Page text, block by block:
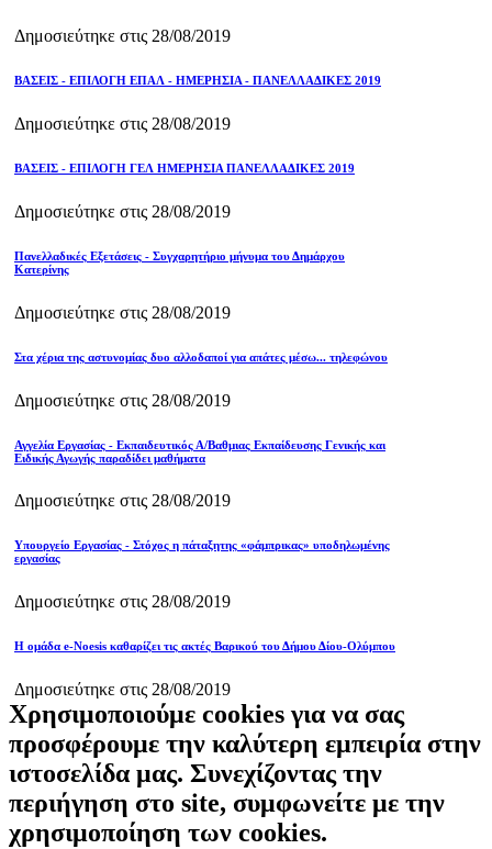
Δημοσιεύτηκε στις 28/08/2019
ΒΑΣΕΙΣ - ΕΠΙΛΟΓΗ ΕΠΑΛ - ΗΜΕΡΗΣΙΑ - ΠΑΝΕΛΛΑΔΙΚΕΣ 2019
Δημοσιεύτηκε στις 28/08/2019
ΒΑΣΕΙΣ - ΕΠΙΛΟΓΗ ΓΕΛ ΗΜΕΡΗΣΙΑ ΠΑΝΕΛΛΑΔΙΚΕΣ 2019
Δημοσιεύτηκε στις 28/08/2019
Πανελλαδικές Εξετάσεις - Συγχαρητήριο μήνυμα του Δημάρχου
Κατερίνης
Δημοσιεύτηκε στις 28/08/2019
Στα χέρια της αστυνομίας δυο αλλοδαποί για απάτες μέσω... τηλεφώνου
Δημοσιεύτηκε στις 28/08/2019
Αγγελία Εργασίας - Εκπαιδευτικός Α/Βαθμιας Εκπαίδευσης Γενικής και
Ειδικής Αγωγής παραδίδει μαθήματα
Δημοσιεύτηκε στις 28/08/2019
Υπουργείο Εργασίας - Στόχος η πάταξητης «φάμπρικας» υποδηλωμένης
εργασίας
Δημοσιεύτηκε στις 28/08/2019
Η ομάδα e-Noesis καθαρίζει τις ακτές Βαρικού του Δήμου Δίου-Ολύμπου
Δημοσιεύτηκε στις 28/08/2019
Χρησιμοποιούμε cookies για να σας
προσφέρουμε την καλύτερη εμπειρία στην
ιστοσελίδα μας. Συνεχίζοντας την
περιήγηση στο site, συμφωνείτε με την
χρησιμοποίηση των cookies.